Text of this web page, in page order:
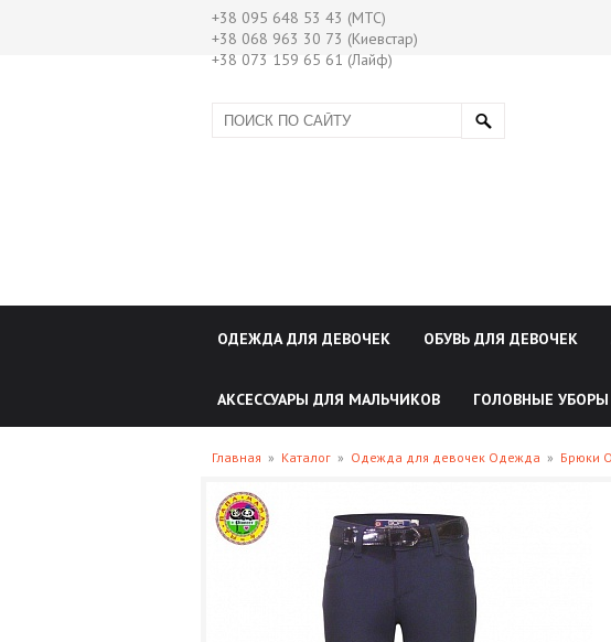
+38 095 648 53 43 (МТС)
+38 068 963 30 73 (Киевстар)
+38 073 159 65 61 (Лайф)
ОДЕЖДА ДЛЯ ДЕВОЧЕК ОБУВЬ ДЛЯ ДЕВОЧЕК
АКСЕССУАРЫ ДЛЯ МАЛЬЧИКОВ ГОЛОВНЫЕ
Главная » Каталог » Одежда для девочек Одежда » Брюки